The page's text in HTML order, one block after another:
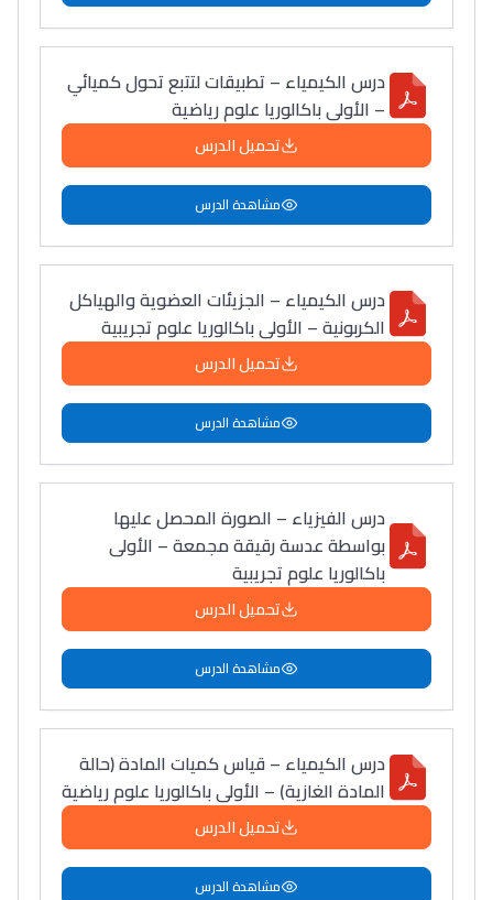
درس الكيمياء – تطبيقات لتتبع تحول كميائي
– الأولى باكالوريا علوم رياضية
تحميل الدرس
مشاهدة الدرس
درس الكيمياء – الجزيئات العضوية والهياكل
الكربونية – الأولى باكالوريا علوم تجريبية
تحميل الدرس
مشاهدة الدرس
درس الفيزياء – الصورة المحصل عليها
بواسطة عدسة رقيقة مجمعة – الأولى
باكالوريا علوم تجريبية
تحميل الدرس
مشاهدة الدرس
درس الكيمياء – قياس كميات المادة (حالة
المادة الغازية) – الأولى باكالوريا علوم رياضية
تحميل الدرس
مشاهدة الدرس